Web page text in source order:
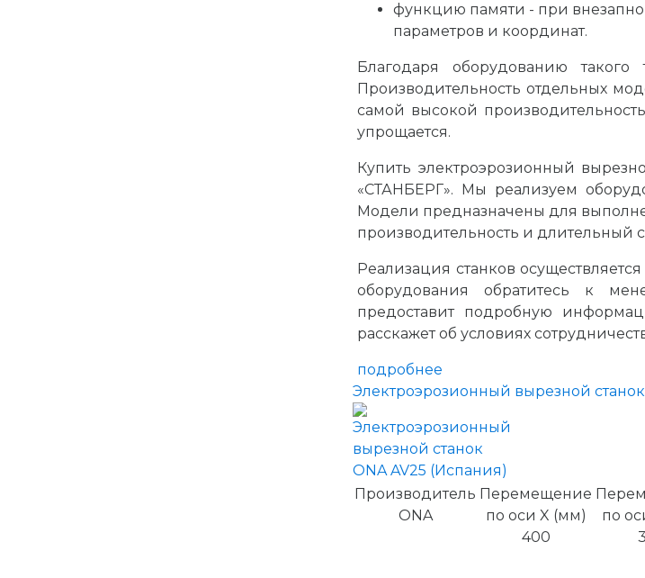
функцию памяти - при
параметров и координат.
Благодаря оборудованию
Производительность отдельных
самой высокой
упрощается.
Купить электроэрозионный
«СТАНБЕРГ». Мы реализуем
Модели предназначены для
производительность и длительный
Реализация станков
оборудования обратитесь к
предоставит подробную
расскажет об условиях
подробнее
Электроэрозионный вырезной
Производитель
ONA
Перемещение
по оси X (мм)
400
по